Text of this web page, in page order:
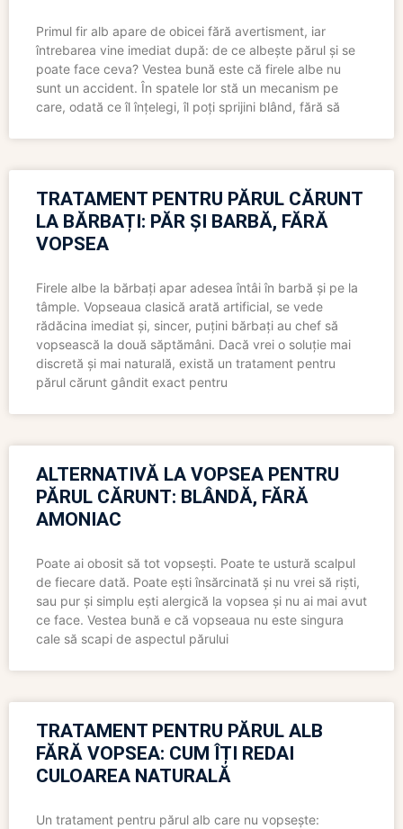
Primul fir alb apare de obicei fără avertisment, iar
întrebarea vine imediat după: de ce albește părul și se
poate face ceva? Vestea bună este că firele albe nu
sunt un accident. În spatele lor stă un mecanism pe
care, odată ce îl înțelegi, îl poți sprijini blând, fără să
TRATAMENT PENTRU PĂRUL CĂRUNT
LA BĂRBAȚI: PĂR ȘI BARBĂ, FĂRĂ
VOPSEA
Firele albe la bărbați apar adesea întâi în barbă și pe la
tâmple. Vopseaua clasică arată artificial, se vede
rădăcina imediat și, sincer, puțini bărbați au chef să
vopsească la două săptămâni. Dacă vrei o soluție mai
discretă și mai naturală, există un tratament pentru
părul cărunt gândit exact pentru
ALTERNATIVĂ LA VOPSEA PENTRU
PĂRUL CĂRUNT: BLÂNDĂ, FĂRĂ
AMONIAC
Poate ai obosit să tot vopsești. Poate te ustură scalpul
de fiecare dată. Poate ești însărcinată și nu vrei să riști,
sau pur și simplu ești alergică la vopsea și nu ai mai avut
ce face. Vestea bună e că vopseaua nu este singura
cale să scapi de aspectul părului
TRATAMENT PENTRU PĂRUL ALB
FĂRĂ VOPSEA: CUM ÎȚI REDAI
CULOAREA NATURALĂ
Un tratament pentru părul alb care nu vopsește: